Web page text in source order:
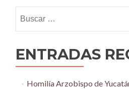
ENTRADAS
Homilía Arzobispo de